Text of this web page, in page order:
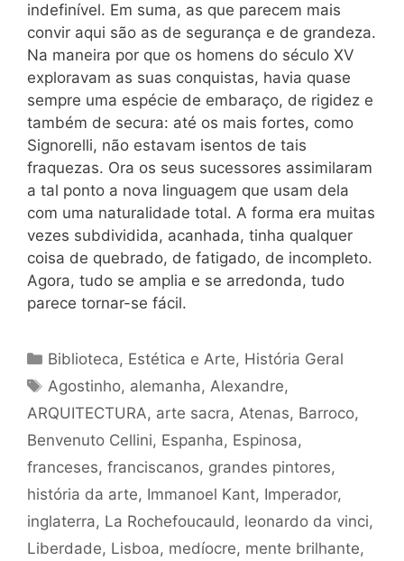
indefinível. Em suma, as que parecem mais
convir aqui são as de segurança e de grandeza.
Na maneira por que os homens do século XV
exploravam as suas conquistas, havia quase
sempre uma espécie de embaraço, de rigidez e
também de secura: até os mais fortes, como
Signorelli, não estavam isentos de tais
fraquezas. Ora os seus sucessores assimilaram
a tal ponto a nova linguagem que usam dela
com uma naturalidade total. A forma era muitas
vezes subdividida, acanhada, tinha qualquer
coisa de quebrado, de fatigado, de incompleto.
Agora, tudo se amplia e se arredonda, tudo
parece tornar-se fácil.
Categorias
Biblioteca, Estética e Arte, História Geral
Tags
Agostinho, alemanha,Alexandre,
ARQUITECTURA, arte sacra, Atenas, Barroco,
Benvenuto Cellini, Espanha, Espinosa,
franceses, franciscanos, grandes pintores,
história da arte, Immanoel Kant, Imperador,
inglaterra, La Rochefoucauld, leonardo da vinci,
Liberdade, Lisboa, medíocre, mente brilhante,